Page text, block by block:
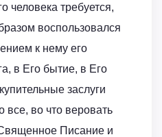
человека требуется,
воспользовался
к нему его
в Его бытие, в Его
заслуги
во что веровать
Писание и